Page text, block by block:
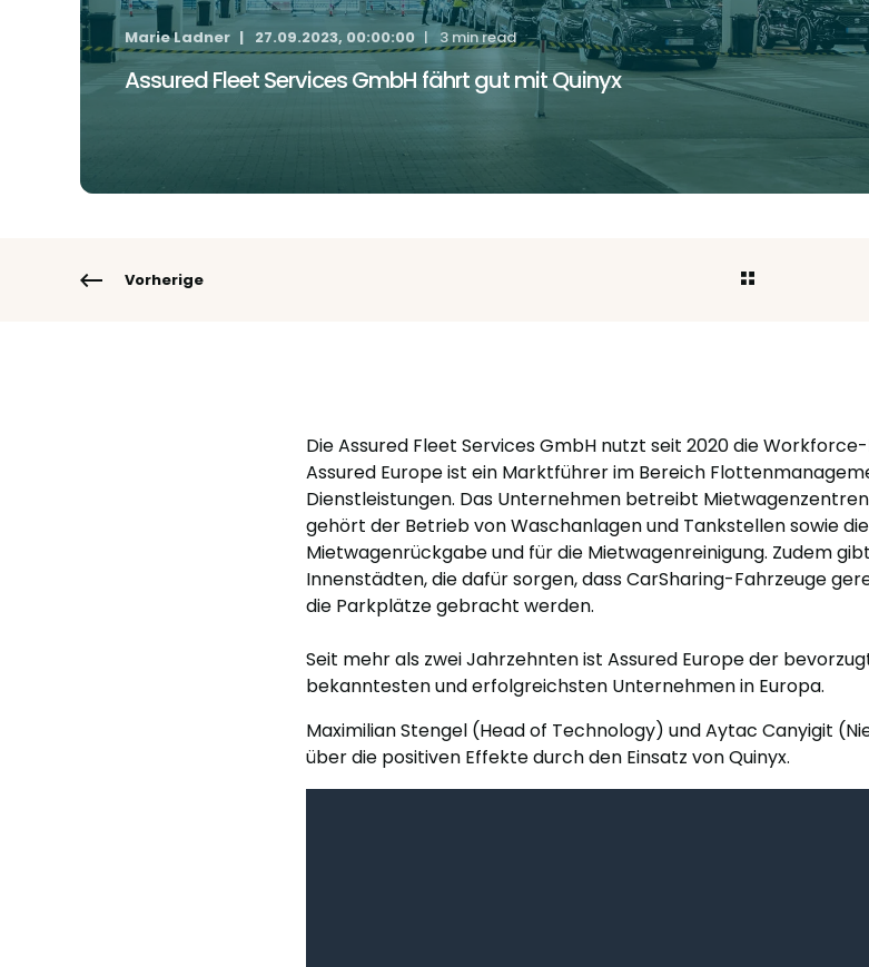
Marie Ladner 27.09.2023, 00:00:00 3 min read
Assured Fleet Services GmbH fährt gut mit Quinyx
Vorherige
Die Assured Fleet Services GmbH nutzt seit 2020 die
Assured Europe ist ein Marktführer im Bereich
Dienstleistungen. Das Unternehmen betreibt
gehört der Betrieb von Waschanlagen und Tankstellen sowie
Mietwagenrückgabe und für die Mietwagenreinigung. Zudem
Innenstädten, die dafür sorgen, dass CarSharing-Fahrzeuge
die Parkplätze gebracht werden.
Seit mehr als zwei Jahrzehnten ist Assured Europe der
bekanntesten und erfolgreichsten Unternehmen in Europa.
Maximilian Stengel (Head of Technology) und Aytac Canyigit
über die positiven Effekte durch den Einsatz von Quinyx.